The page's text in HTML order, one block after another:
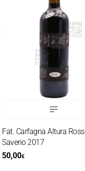
Carfagna Altura Rosso
2017
€